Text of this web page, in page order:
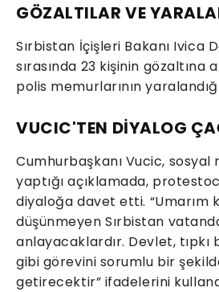
GÖZALTILAR VE
Sırbistan İçişleri Bakanı Ivica
sırasında 23 kişinin gözaltına
polis memurlarının
VUCIC'TEN DİYALOG
Cumhurbaşkanı Vucic, sosyal
yaptığı açıklamada,
diyaloğa davet etti. “Umarım
düşünmeyen Sırbistan
anlayacaklardır. Devlet, tıpkı
gibi görevini sorumlu bir
getirecektir” ifadelerini